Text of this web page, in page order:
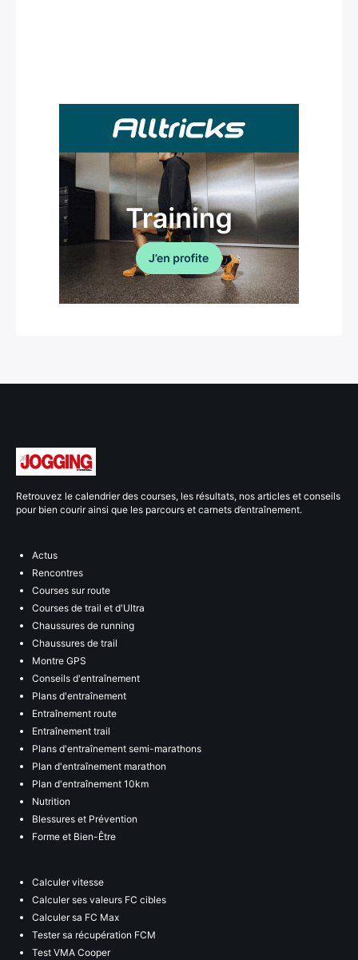
Retrouvez le calendrier des courses, les résultats, nos articles et conseils
pour bien courir ainsi que les parcours et carnets d’entraînement.
Actus
Rencontres
Courses sur route
Courses de trail et d'Ultra
Chaussures de running
Chaussures de trail
Montre GPS
Conseils d'entraînement
Plans d'entraînement
Entraînement route
Entraînement trail
Plans d'entraînement semi-marathons
Plan d'entraînement marathon
Plan d'entraînement 10km
Nutrition
Blessures et Prévention
Forme et Bien-Être
Calculer vitesse
Calculer ses valeurs FC cibles
Calculer sa FC Max
Tester sa récupération FCM
Test VMA Cooper